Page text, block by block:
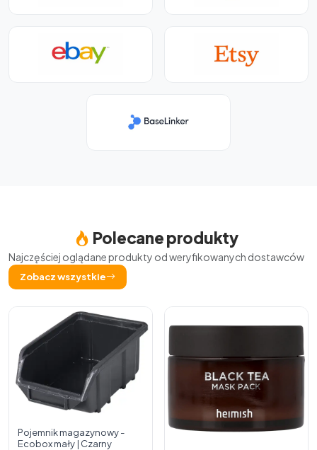
Polecane produkty
Najczęściej oglądane produkty od weryfikowanych dostawców
Zobacz wszystkie
Pojemnik magazynowy -
Ecobox mały | Czarny